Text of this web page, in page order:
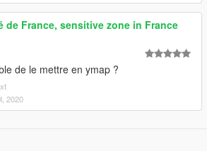
de France, sensitive zone in France
de le mettre en ymap ?
2020